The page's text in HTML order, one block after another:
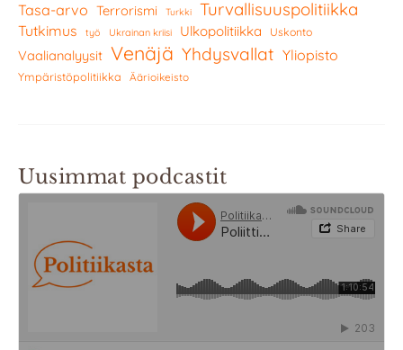
Tasa-arvo Terrorismi Turkki Turvallisuuspolitiikka
Tutkimus työ Ukrainan kriisi Ulkopolitiikka Uskonto
Vaalianalyysit Venäjä Yhdysvallat Yliopisto
Ympäristöpolitiikka Äärioikeisto
Uusimmat podcastit